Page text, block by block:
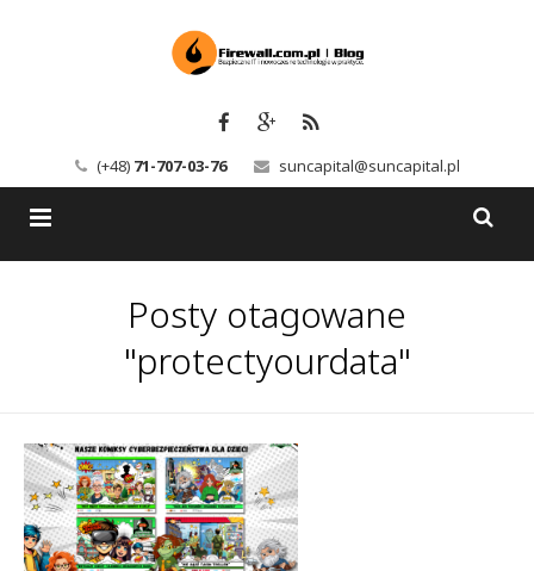
(+48) 71-707-03-76 suncapital@suncapital.pl
Kerio
Serwery pocztowe
Sophos
Newsletter
Szkolenia
Kontakt
Polityka prywatności
Posty otagowane
"protectyourdata"